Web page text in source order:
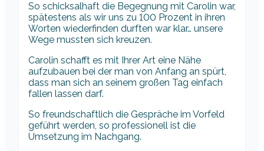
So schicksalhaft die Begegnung mit Carolin war,
spätestens als wir uns zu 100 Prozent in ihren
Worten wiederfinden durften war klar… unsere
Wege mussten sich kreuzen.
Carolin schafft es mit Ihrer Art eine Nähe
aufzubauen bei der man von Anfang an spürt,
dass man sich an seinem großen Tag einfach
fallen lassen darf.
So freundschaftlich die Gespräche im Vorfeld
geführt werden, so professionell ist die
Umsetzung im Nachgang.